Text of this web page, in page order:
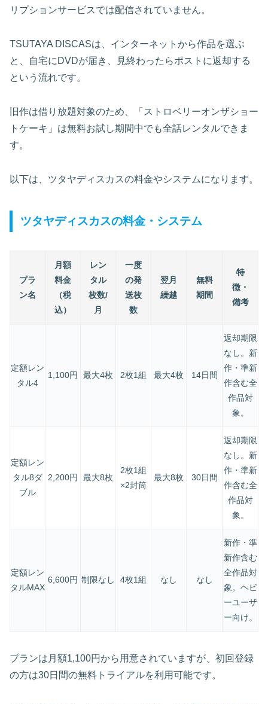
リプションサービスでは配信されていません。
TSUTAYA DISCASは、インターネットから作品を選ぶ
と、自宅にDVDが届き、見終わったらポストに返却する
という流れです。
旧作は借り放題対象のため、「ストロベリーオンザショー
トケーキ」は無料お試し期間中でも全話レンタルできま
す。
以下は、ツタヤディスカスの料金やシステムになります。
ツタヤディスカスの料金・システム
プラ
ン名
月額
料金
（税
込）
レン
タル
枚数/
月
一度
の発
送枚
数
翌月
繰越
無料
期間
特
徴・
備考
定額レン
タル4
1,100円 最大4枚 2枚1組 最大4枚 14日間
返却期限
なし。新
作・準新
作含む全
作品対
象。
定額レン
タル8ダ
ブル
2,200円 最大8枚
2枚1組
×2封筒
最大8枚 30日間
返却期限
なし。新
作・準新
作含む全
作品対
象。
定額レン
タルMAX
6,600円 制限なし 4枚1組 なし なし
新作・準
新作含む
全作品対
象。ヘビ
ーユーザ
ー向け。
プランは月額1,100円から用意されていますが、初回登録
の方は30日間の無料トライアルを利用可能です。